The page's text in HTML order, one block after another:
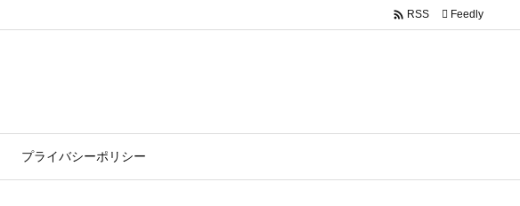
プライバシーポリシー
 RSS Feedly